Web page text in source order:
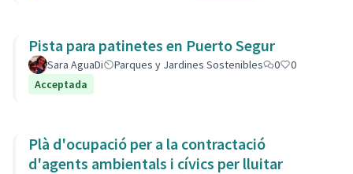
Pista para patinetes en Puerto Segur
Sara AguaDi Parques y Jardines Sostenibles 0
0
Acceptada
Plà d'ocupació per a la contractació
d'agents ambientals i cívics per lluitar